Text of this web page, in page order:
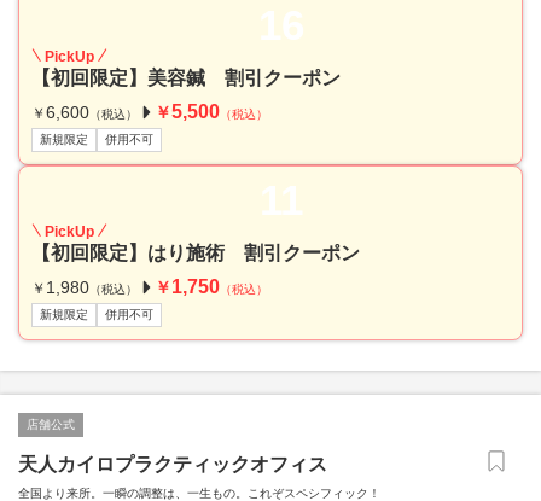
16
PickUp
【初回限定】美容鍼 割引クーポン
￥ 6,600 （税込） ￥5,500 （税込）
新規限定
併用不可
11
PickUp
【初回限定】はり施術 割引クーポン
￥ 1,980 （税込） ￥1,750 （税込）
新規限定
併用不可
店舗公式
天人カイロプラクティックオフィス
全国より来所。一瞬の調整は、一生もの。これぞスペシフィック！